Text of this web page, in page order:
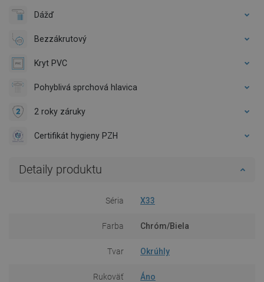
Dážď
Bezzákrutový
Kryt PVC
Pohyblivá sprchová hlavica
2 roky záruky
Certifikát hygieny PZH
Detaily produktu
Séria X33
Farba Chróm/Biela
Tvar Okrúhly
Rukoväť Áno